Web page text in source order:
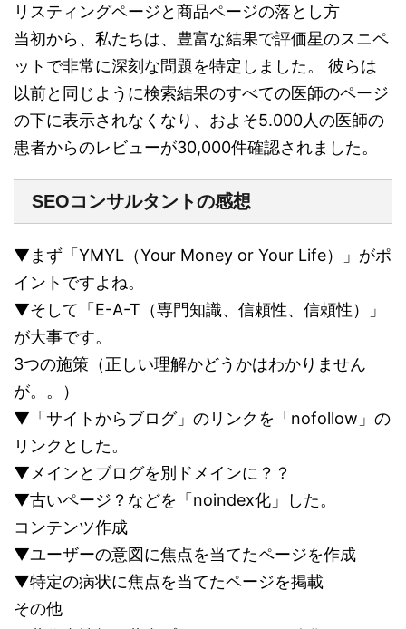
リスティングページと商品ページの落とし方
当初から、私たちは、豊富な結果で評価星のスニペ
ットで非常に深刻な問題を特定しました。 彼らは
以前と同じように検索結果のすべての医師のページ
の下に表示されなくなり、およそ5.000人の医師の
患者からのレビューが30,000件確認されました。
SEOコンサルタントの感想
▼まず「YMYL（Your Money or Your Life）」がポ
イントですよね。
▼そして「E-A-T（専門知識、信頼性、信頼性）」
が大事です。
3つの施策（正しい理解かどうかはわかりません
が。。）
▼「サイトからブログ」のリンクを「nofollow」の
リンクとした。
▼メインとブログを別ドメインに？？
▼古いページ？などを「noindex化」した。
コンテンツ作成
▼ユーザーの意図に焦点を当てたページを作成
▼特定の病状に焦点を当てたページを掲載
その他